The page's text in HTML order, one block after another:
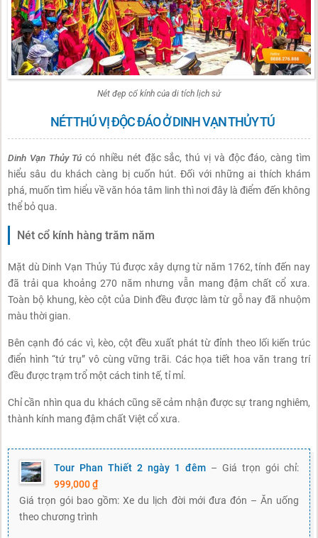
Nét đẹp cổ kính của di tích lịch sử
NÉT THÚ VỊ ĐỘC ĐÁO Ở DINH VẠN THỦY TÚ
Dinh Vạn Thủy Tú có nhiều nét đặc sắc, thú vị và độc đáo, càng tìm
hiểu sâu du khách càng bị cuốn hút. Đối với những ai thích khám
phá, muốn tìm hiểu về văn hóa tâm linh thì nơi đây là điểm đến không
thể bỏ qua.
Nét cổ kính hàng trăm năm
Mặt dù Dinh Vạn Thủy Tú được xây dựng từ năm 1762, tính đến nay
đã trải qua khoảng 270 năm nhưng vẫn mang đậm chất cổ xưa.
Toàn bộ khung, kèo cột của Dinh đều được làm từ gỗ nay đã nhuộm
màu thời gian.
Bên cạnh đó các vì, kèo, cột đều xuất phát từ đỉnh theo lối kiến trúc
điển hình “tứ trụ” vô cùng vững trãi. Các họa tiết hoa văn trang trí
đều được trạm trổ một cách tinh tế, tỉ mỉ.
Chỉ cần nhìn qua du khách cũng sẽ cảm nhận được sự trang nghiêm,
thành kính mang đậm chất Việt cổ xưa.
Tour Phan Thiết 2 ngày 1 đêm– Giá trọn gói chỉ:
999,000 ₫
Giá trọn gói bao gồm: Xe du lịch đời mới đưa đón – Ăn uống
theo chương trình